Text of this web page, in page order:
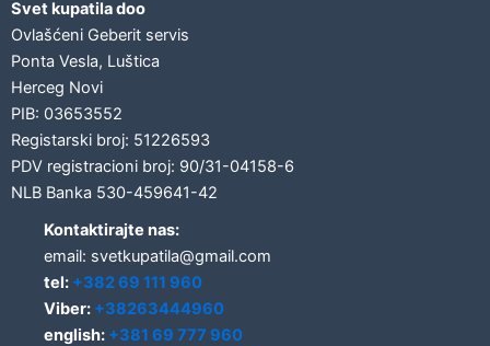
Svet kupatila doo
Ovlašćeni Geberit servis
Ponta Vesla, Luštica
Herceg Novi
PIB: 03653552
Registarski broj: 51226593
PDV registracioni broj: 90/31-04158-6
NLB Banka 530-459641-42
Kontaktirajte nas:
email: svetkupatila@gmail.com
tel: +382 69 111 960
Viber: +38263444960
english: +381 69 777 960